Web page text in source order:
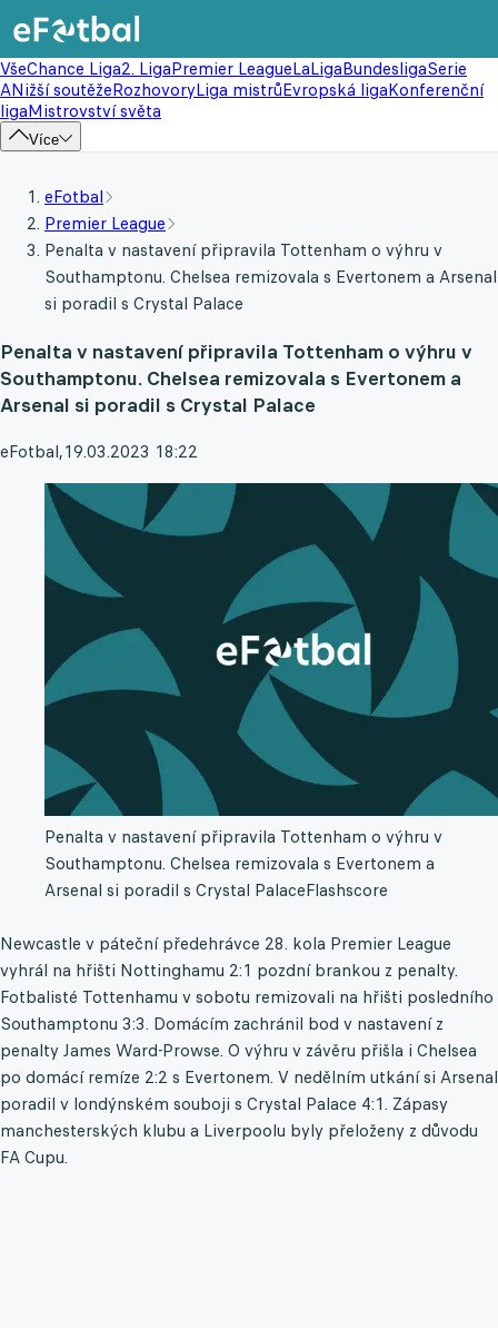
VšeChance Liga2. LigaPremier LeagueLaLigaBundesligaSerie
ANižší soutěžeRozhovoryLiga mistrůEvropská ligaKonferenční
ligaMistrovství světa
Více
eFotbal
Premier League
Penalta v nastavení připravila Tottenham o výhru v
Southamptonu. Chelsea remizovala s Evertonem a Arsenal
si poradil s Crystal Palace
Penalta v nastavení připravila Tottenham o výhru v
Southamptonu. Chelsea remizovala s Evertonem a
Arsenal si poradil s Crystal Palace
eFotbal,19.03.2023 18:22
Penalta v nastavení připravila Tottenham o výhru v
Southamptonu. Chelsea remizovala s Evertonem a
Arsenal si poradil s Crystal PalaceFlashscore
Newcastle v páteční předehrávce 28. kola Premier League
vyhrál na hřišti Nottinghamu 2:1 pozdní brankou z penalty.
Fotbalisté Tottenhamu v sobotu remizovali na hřišti posledního
Southamptonu 3:3. Domácím zachránil bod v nastavení z
penalty James Ward-Prowse. O výhru v závěru přišla i Chelsea
po domácí remíze 2:2 s Evertonem. V nedělním utkání si Arsenal
poradil v londýnském souboji s Crystal Palace 4:1. Zápasy
manchesterských klubu a Liverpoolu byly přeloženy z důvodu
FA Cupu.